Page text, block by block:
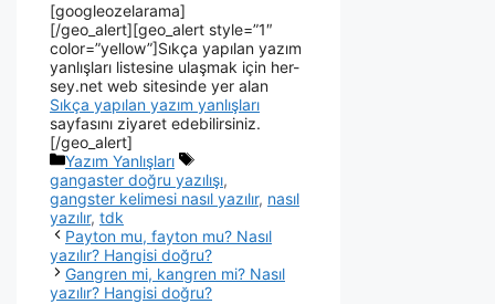
[googleozelarama]
[/geo_alert][geo_alert style=”1″
color=”yellow”]Sıkça yapılan yazım
yanlışları listesine ulaşmak için her-
sey.net web sitesinde yer alan
Sıkça yapılan yazım yanlışları
sayfasını ziyaret edebilirsiniz.
[/geo_alert]
Yazım Yanlışları
gangaster doğru yazılışı,
gangster kelimesi nasıl yazılır, nasıl
yazılır, tdk
Payton mu, fayton mu? Nasıl
yazılır? Hangisi doğru?
Gangren mi, kangren mi? Nasıl
yazılır? Hangisi doğru?